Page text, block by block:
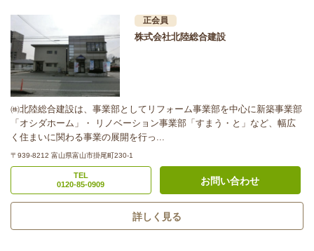
正会員
株式会社北陸総合建設
㈱北陸総合建設は、事業部としてリフォーム事業部を中心に新築事業部
「オシダホーム」・ リノベーション事業部「すまう・と」など、幅広
く住まいに関わる事業の展開を行っ...
〒939-8212 富山県富山市掛尾町230-1
TEL
0120-85-0909
お問い合わせ
詳しく見る